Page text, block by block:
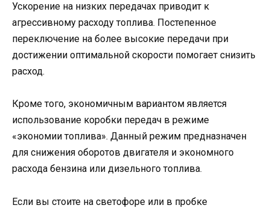
Ускорение на низких передачах приводит к
агрессивному расходу топлива. Постепенное
переключение на более высокие передачи при
достижении оптимальной скорости помогает снизить
расход.
Кроме того, экономичным вариантом является
использование коробки передач в режиме
«экономии топлива». Данный режим предназначен
для снижения оборотов двигателя и экономного
расхода бензина или дизельного топлива.
Если вы стоите на светофоре или в пробке